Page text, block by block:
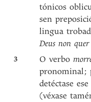
tónicos
sen
lingua
Deus non
3 O verbo
pronominal;
detéctase
(véxase